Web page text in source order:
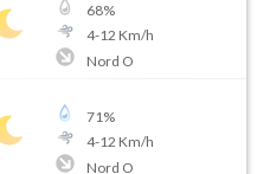
68%
4-12 Km/h
Nord O
71%
4-12 Km/h
Nord O